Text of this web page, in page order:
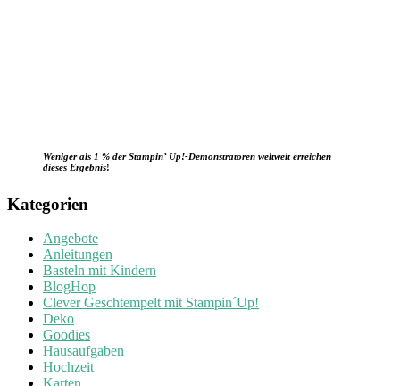
Weniger als 1 % der Stampin’ Up!-Demonstratoren weltweit erreichen
dieses Ergebnis!
Kategorien
Angebote
Anleitungen
Basteln mit Kindern
BlogHop
Clever Geschtempelt mit Stampin´Up!
Deko
Goodies
Hausaufgaben
Hochzeit